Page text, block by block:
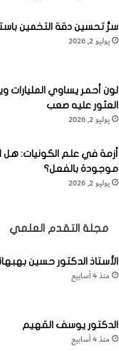
سرُّ تحسين دقة التخمين
يوليو 2, 2026
لون أحمر يساوي المليارات
العثور عليه صعب
يوليو 2, 2026
أزمة في علم الكونيات: هل
موجودة بالفعل؟
يوليو 2, 2026
مجلة التقدم العلمي
الأستاذ الدكتور حسين
منذ 4 أسابيع
الدكتور يوسف القهيم
منذ 4 أسابيع